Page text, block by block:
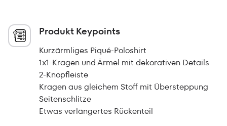
Produkt Keypoints
Kurzärmliges Piqué-Poloshirt
1x1-Kragen und Ärmel mit dekorativen Details
2-Knopfleiste
Kragen aus gleichem Stoff mit Übersteppung
Seitenschlitze
Etwas verlängertes Rückenteil